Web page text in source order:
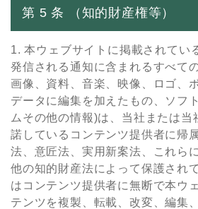
第 5 条 （知的財産権等）
1. 本ウェブサイトに掲載されてい
発信される通知に含まれるすべて
画像、資料、⾳楽、映像、ロゴ、
データに編集を加えたもの、ソフ
ムその他の情報)は、当社または当
諾しているコンテンツ提供者に帰
法、意匠法、実⽤新案法、これら
他の知的財産法によって保護され
はコンテンツ提供者に無断で本ウ
テンツを複製、転載、改変、編集